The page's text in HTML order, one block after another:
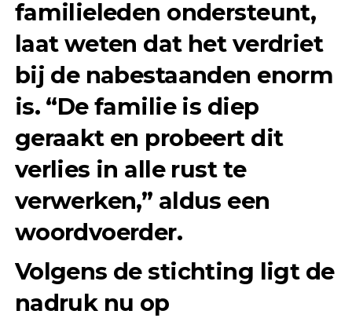
familieleden ondersteunt,
laat weten dat het verdriet
bij de nabestaanden enorm
is. “De familie is diep
geraakt en probeert dit
verlies in alle rust te
verwerken,” aldus een
woordvoerder.
Volgens de stichting ligt de
nadruk nu op